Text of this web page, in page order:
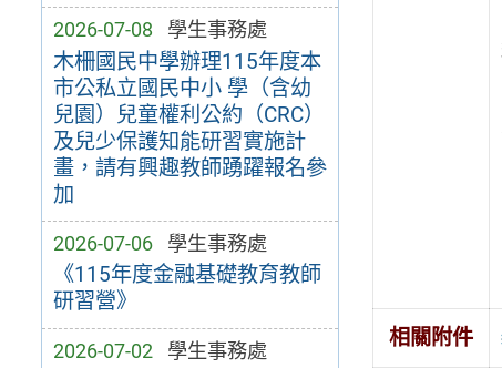
2026-07-08 學生事務處
木柵國民中學辦理115年度本
市公私立國民中小 學（含幼
兒園）兒童權利公約（CRC）
及兒少保護知能研習實施計
畫，請有興趣教師踴躍報名參
加
2026-07-06 學生事務處
《115年度金融基礎教育教師
研習營》
2026-07-02 學生事務處
相關附件